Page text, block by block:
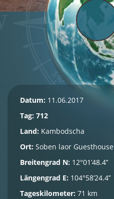
Datum: 11.06.2017
Tag: 712
Land: Kambodscha
Ort: Soben laor Guesthouse
Breitengrad N: 12°01’48.4’’
Längengrad E: 104°58’24.4’’
Tageskilometer: 71 km